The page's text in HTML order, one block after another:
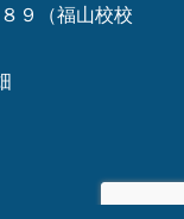
９（福山校校